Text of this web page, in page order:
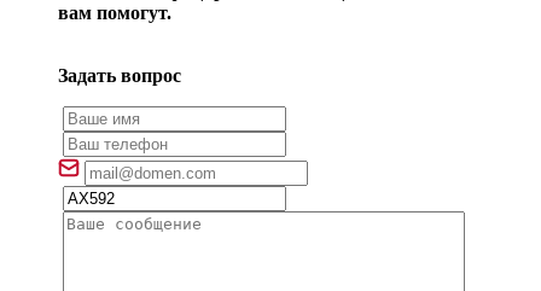
вам помогут.
Задать вопрос